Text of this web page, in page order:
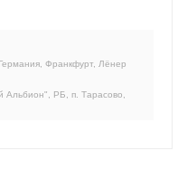
Франкфурт, Лёнер
Альбион", РБ, п. Тарасово,